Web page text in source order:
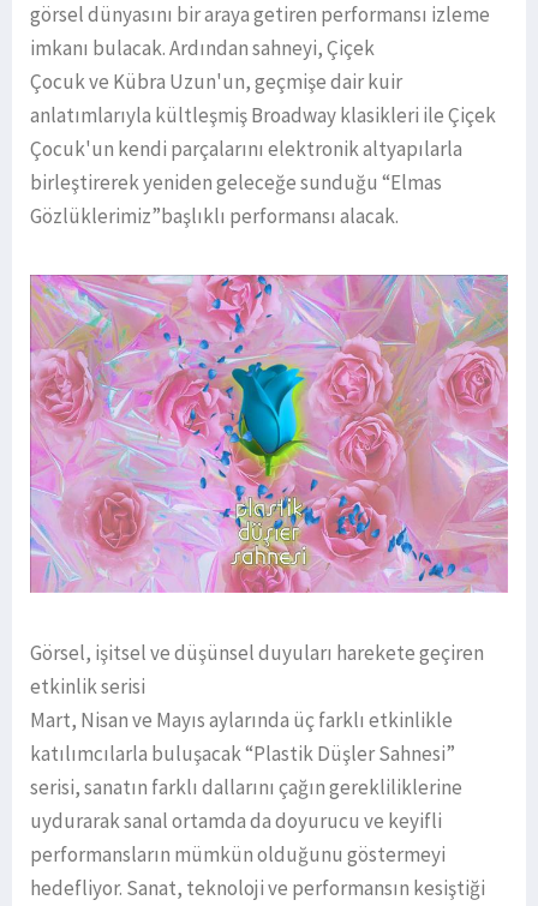
görsel dünyasını bir araya getiren performansı izleme
imkanı bulacak. Ardından sahneyi, Çiçek
Çocuk ve Kübra Uzun'un, geçmişe dair kuir
anlatımlarıyla kültleşmiş Broadway klasikleri ile Çiçek
Çocuk'un kendi parçalarını elektronik altyapılarla
birleştirerek yeniden geleceğe sunduğu “Elmas
Gözlüklerimiz”başlıklı performansı alacak.
Görsel, işitsel ve düşünsel duyuları harekete geçiren
etkinlik serisi
Mart, Nisan ve Mayıs aylarında üç farklı etkinlikle
katılımcılarla buluşacak “Plastik Düşler Sahnesi”
serisi, sanatın farklı dallarını çağın gerekliliklerine
uydurarak sanal ortamda da doyurucu ve keyifli
performansların mümkün olduğunu göstermeyi
hedefliyor. Sanat, teknoloji ve performansın kesiştiği